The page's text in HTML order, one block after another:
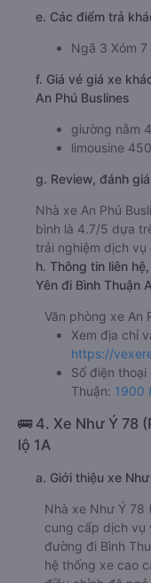
tuyến đường này.
b. Hình ảnh xe An
c. Lộ trình, giờ khởi
Phú Buslines
Giờ xuất phát
Giờ đến nơi ở
của nhà xe
d. Các điểm đón
Bến xe Quy
Ngã 3 Xóm 7
f. Giá vé giá xe
An Phú Buslines
giường nằm
g. Review, đánh
Nhà xe An Phú
bình là 4.7/5 dựa
trải nghiệm dịch
h. Thông tin liên
Yên đi Bình Thuận